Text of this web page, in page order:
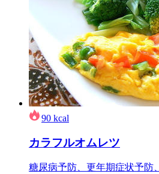
90 kcal
カラフルオムレツ
糖尿病予防、更年期症状予防